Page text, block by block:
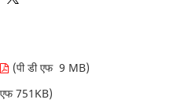
(पी डी एफ 9 MB)
एफ 751KB)